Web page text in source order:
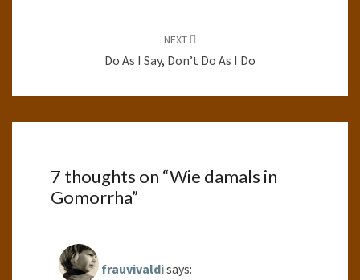
NEXT
Do As I Say, Don’t Do As I Do
7 thoughts on “Wie damals in
Gomorrha”
frauvivaldisays: